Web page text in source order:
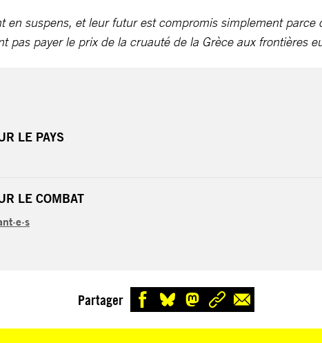
en suspens, et leur futur est compromis simplement
pas payer le prix de la cruauté de la Grèce aux frontières
LE PAYS
LE COMBAT
Partager